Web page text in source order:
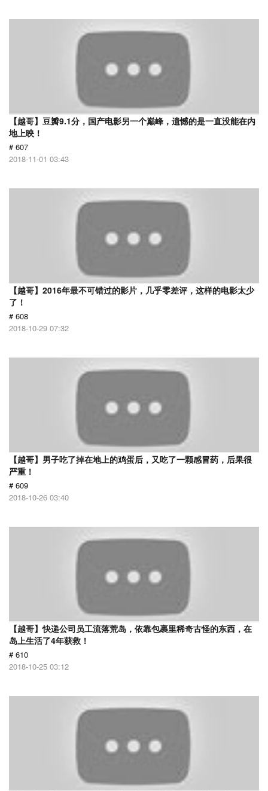
【越哥】豆瓣9.1分，国产电影另一个巅峰，遗憾的是一直没能在内
地上映！
# 607
2018-11-01 03:43
【越哥】2016年最不可错过的影片，几乎零差评，这样的电影太少
了！
# 608
2018-10-29 07:32
【越哥】男子吃了掉在地上的鸡蛋后，又吃了一颗感冒药，后果很
严重！
# 609
2018-10-26 03:40
【越哥】快递公司员工流落荒岛，依靠包裹里稀奇古怪的东西，在
岛上生活了4年获救！
# 610
2018-10-25 03:12